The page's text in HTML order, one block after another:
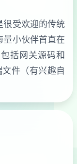
很受欢迎的传统
量小伙伴首直在
括网关源码和
件（有兴趣自